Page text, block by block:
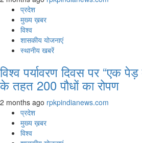
प्रदेश
मुख्य ख़बर
विश्व
शासकीय योजनाएं
स्थानीय खबरें
विश्व पर्यावरण दिवस पर “एक
के तहत 200 पौधों का रोपण
2 months ago rpkpindianews.com
प्रदेश
मुख्य ख़बर
विश्व